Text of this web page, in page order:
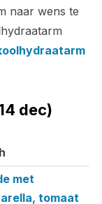
naar wens te
dec)
met
tomaat